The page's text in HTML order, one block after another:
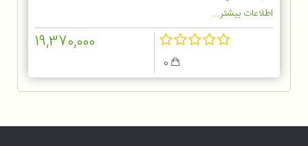
اطلاعات بیشتر...
19,370,000